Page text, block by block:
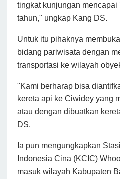
tingkat kunjungan mencapai
tahun," ungkap Kang DS.
Untuk itu pihaknya
bidang pariwisata dengan
transportasi ke wilayah
"Kami berharap bisa
kereta api ke Ciwidey yang
atau dengan dibuatkan
DS.
Ia pun mengungkapkan
Indonesia Cina (KCIC)
masuk wilayah Kabupaten